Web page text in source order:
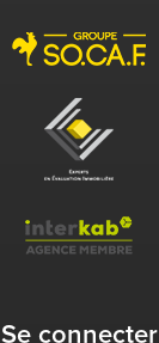
Se connecter